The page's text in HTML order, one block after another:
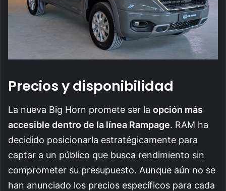
Precios y disponibilidad
La nueva Big Horn promete ser la opción más
accesible dentro de la línea Rampage. RAM ha
decidido posicionarla estratégicamente para
captar a un público que busca rendimiento sin
comprometer su presupuesto. Aunque aún no se
han anunciado los precios específicos para cada